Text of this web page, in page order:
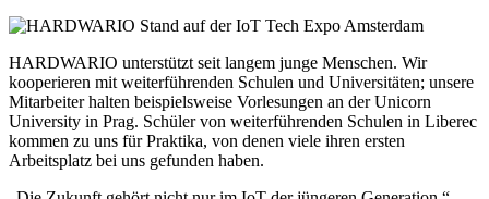
HARDWARIO unterstützt seit langem junge Menschen. Wir
kooperieren mit weiterführenden Schulen und Universitäten; unsere
Mitarbeiter halten beispielsweise Vorlesungen an der Unicorn
University in Prag. Schüler von weiterführenden Schulen in Liberec
kommen zu uns für Praktika, von denen viele ihren ersten
Arbeitsplatz bei uns gefunden haben.